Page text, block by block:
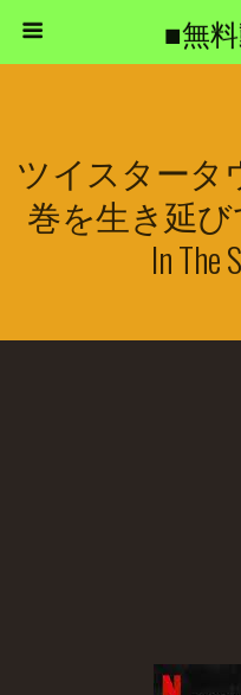
■無
ツイスタータ
巻を生き延び
In The